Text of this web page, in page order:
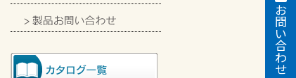
お
問
い
合
わ
せ